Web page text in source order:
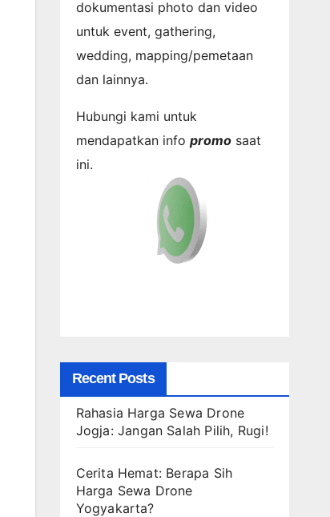
dokumentasi photo dan video
untuk event, gathering,
wedding, mapping/pemetaan
dan lainnya.
Hubungi kami untuk
mendapatkan info promosaat
ini.
Recent Posts
Rahasia Harga Sewa Drone
Jogja: Jangan Salah Pilih, Rugi!
Cerita Hemat: Berapa Sih
Harga Sewa Drone
Yogyakarta?